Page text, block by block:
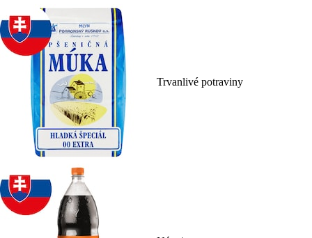
Trvanlivé potraviny